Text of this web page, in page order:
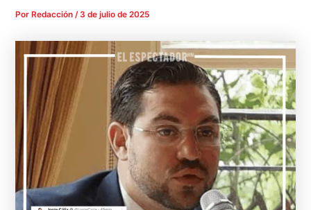
Por Redacción/ 3 de julio de 2025